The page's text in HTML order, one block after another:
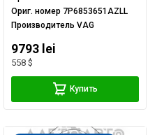
Ориг. номер 7P6853651AZLL
ПроизводительVAG
9793 lei
558 $
Купить